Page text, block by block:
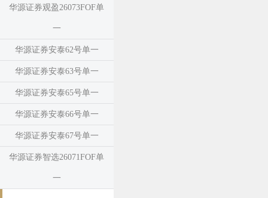
华源证券观盈26073FOF单
一
华源证券安泰62号单一
华源证券安泰63号单一
华源证券安泰65号单一
华源证券安泰66号单一
华源证券安泰67号单一
华源证券智选26071FOF单
一